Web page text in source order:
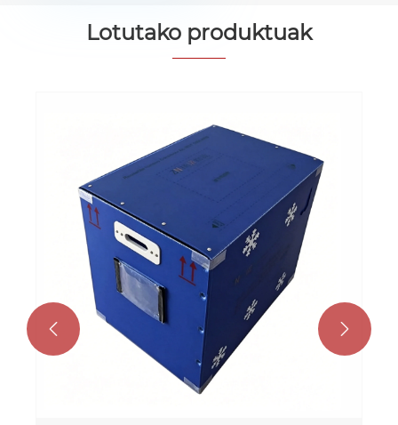
Lotutako produktuak
PPko xafla hutsa igarotzeko
ontziratzea
Gehiago ikusi >>
 